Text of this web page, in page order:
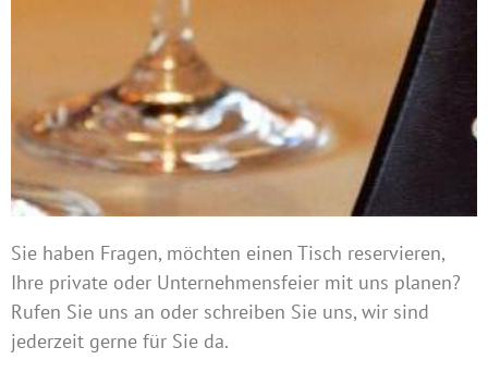
Sie haben Fragen, möchten einen Tisch reservieren,
Ihre private oder Unternehmensfeier mit uns planen?
Rufen Sie uns an oder schreiben Sie uns, wir sind
jederzeit gerne für Sie da.